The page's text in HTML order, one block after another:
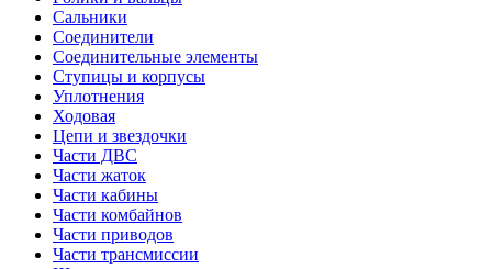
Сальники
Соединители
Соединительные элементы
Ступицы и корпусы
Уплотнения
Ходовая
Цепи и звездочки
Части ДВС
Части жаток
Части кабины
Части комбайнов
Части приводов
Части трансмиссии